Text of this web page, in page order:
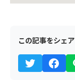
この記事をシェア